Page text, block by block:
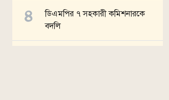
ডিএমপির ৭ সহকারী কমিশনারকে
বদলি